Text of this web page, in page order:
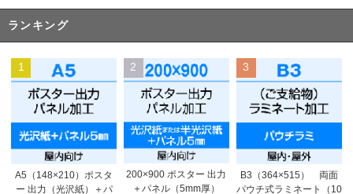
ランキング
1
A5（148×210）ポスタ
ー 出力（光沢紙）＋パ
2
200×900 ポスター 出力
＋パネル（5mm厚）
3
B3（364×515） 両面
パウチ式ラミネート（10